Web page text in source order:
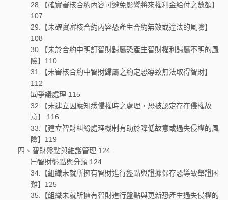
28.【確實審核合約內容可避免影響將來權利金給付之數額】
107
29.【未確實審核合約內容恐產生合約無效或違法的風險】
108
30.【未於合約中明訂智財歸屬恐產生智財權利歸屬不明的風
險】110
31.【未審核合約中智財歸屬之約定恐導致無法取得智財】
112
㈤爭議處理 115
32.【未建立因應知悉侵權時之處理，恐被認定存在侵權故
意】 116
33.【建立智財糾紛處理機制有助於降低故意或過失侵權的風
險】119
四、智財盤點與維護管理 124
㈠智財盤點與分類 124
34.【組織未就所擁有智財進行盤點與證據保存恐導致舉證困
難】125
35.【組織未就所擁有智財進行盤點與更新恐產生過失侵權的